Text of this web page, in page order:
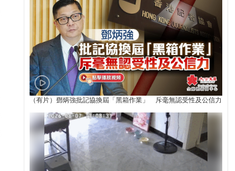
（有片）鄧炳強批記協換屆「黑箱作業」 斥毫無認受性及公信力